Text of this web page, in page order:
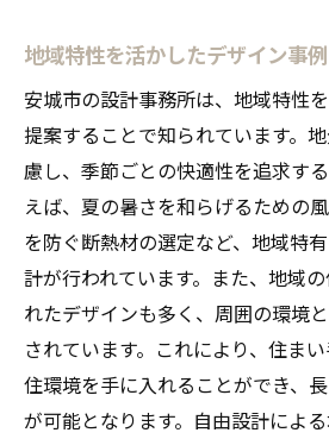
地域特性を活かしたデザイン事例
安城市の設計事務所は、地域特性
提案することで知られています。
慮し、季節ごとの快適性を追求す
えば、夏の暑さを和らげるための
を防ぐ断熱材の選定など、地域特
計が行われています。また、地域
れたデザインも多く、周囲の環境
されています。これにより、住ま
住環境を手に入れることができ、
が可能となります。自由設計によ